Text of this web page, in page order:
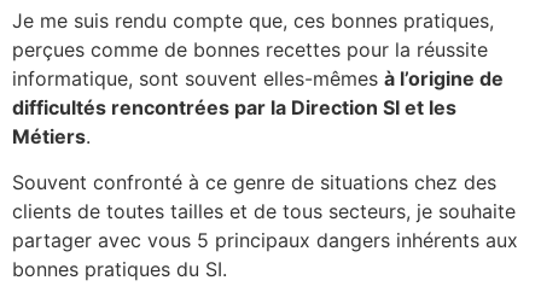
Je me suis rendu compte que, ces bonnes pratiques,
perçues comme de bonnes recettes pour la réussite
informatique, sont souvent elles-mêmes à l’origine de
difficultés rencontrées par la Direction SI et les
Métiers.
Souvent confronté à ce genre de situations chez des
clients de toutes tailles et de tous secteurs, je souhaite
partager avec vous 5 principaux dangers inhérents aux
bonnes pratiques du SI.